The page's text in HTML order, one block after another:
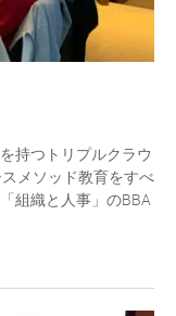
持つトリプルクラウ
メソッド教育をすべ
組織と人事」のBBA